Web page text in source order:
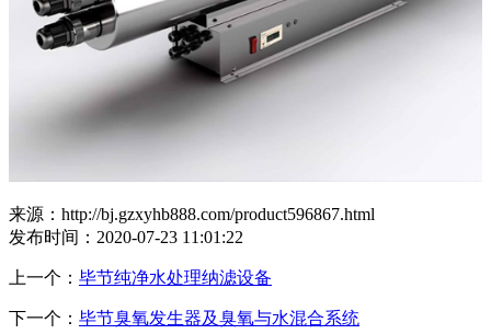
来源：http://bj.gzxyhb888.com/product596867.html
发布时间：2020-07-23 11:01:22
上一个： 毕节纯净水处理纳滤设备
下一个： 毕节臭氧发生器及臭氧与水混合系统